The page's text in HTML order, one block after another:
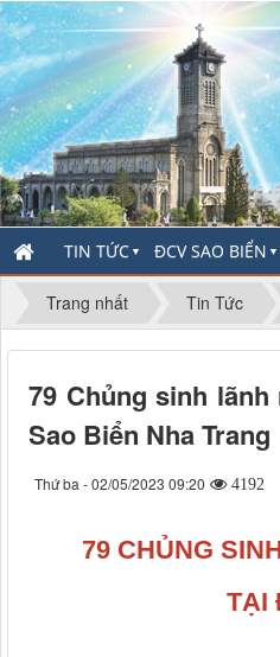
TIN TỨC ▼ ĐCV SAO BIỂN ▼
Trang nhất Tin Tức
79 Chủng sinh
Sao Biển Nha Trang
Thứ ba - 02/05/2023 09:20 4192
79 CHỦNG
TẠI